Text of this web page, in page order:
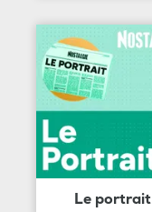
Le portrait